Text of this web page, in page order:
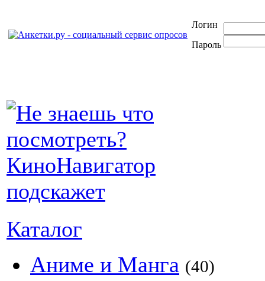
Логин
Пароль
Каталог
Аниме и Манга (40)